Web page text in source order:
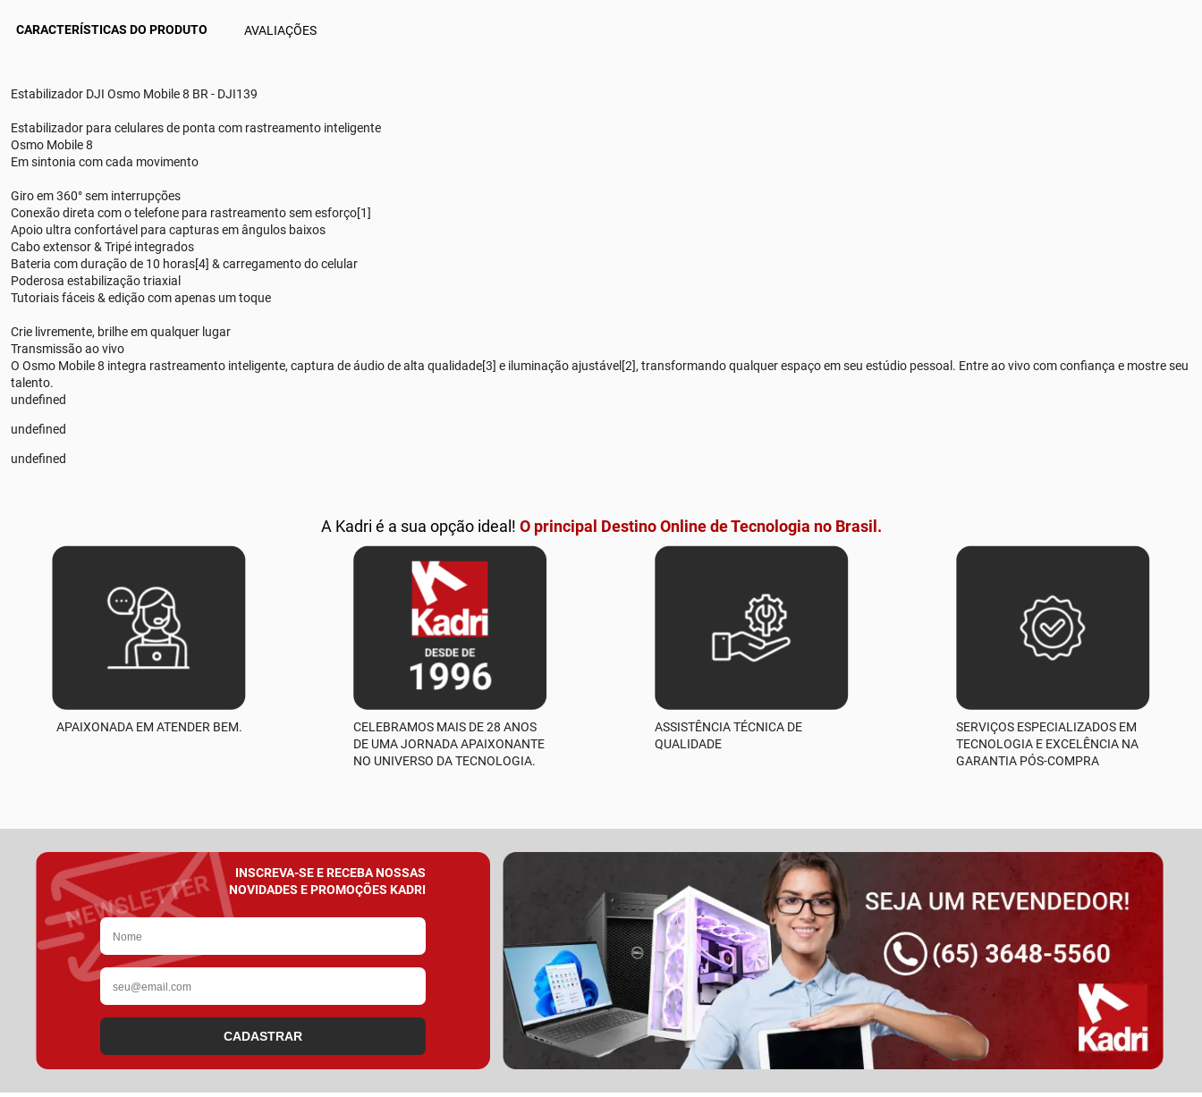
CARACTERÍSTICAS DO PRODUTO AVALIAÇÕES
Estabilizador DJI Osmo Mobile 8 BR - DJI139
Estabilizador para celulares de ponta com rastreamento inteligente
Osmo Mobile 8
Em sintonia com cada movimento
Giro em 360° sem interrupções
Conexão direta com o telefone para rastreamento sem esforço[1]
Apoio ultra confortável para capturas em ângulos baixos
Cabo extensor & Tripé integrados
Bateria com duração de 10 horas[4] & carregamento do celular
Poderosa estabilização triaxial
Tutoriais fáceis & edição com apenas um toque
Crie livremente, brilhe em qualquer lugar
Transmissão ao vivo
O Osmo Mobile 8 integra rastreamento inteligente, captura de áudio de alta qualidade[3] e iluminação ajustável[2], transformando qualquer espaço em seu estúdio pessoal. Entre ao vivo com confiança e mostre seu
talento.
undefined
undefined
undefined
A Kadri é a sua opção ideal! O principal Destino Online de Tecnologia no Brasil.
APAIXONADA EM ATENDER BEM.
CELEBRAMOS MAIS DE 28 ANOS
DE UMA JORNADA APAIXONANTE
NO UNIVERSO DA TECNOLOGIA.
ASSISTÊNCIA TÉCNICA DE
QUALIDADE
SERVIÇOS ESPECIALIZADOS EM
TECNOLOGIA E EXCELÊNCIA NA
GARANTIA PÓS-COMPRA
INSCREVA-SE E RECEBA NOSSAS
NOVIDADES E PROMOÇÕES KADRI
CADASTRAR